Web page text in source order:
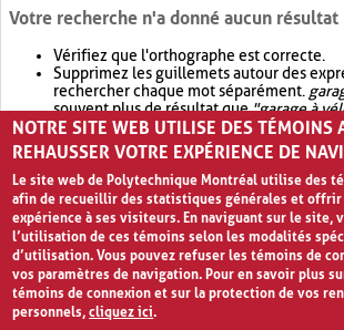
Votre recherche n'a donné aucun résultat
Vérifiez que l'orthographe est correcte.
Supprimez les guillemets autour des
rechercher chaque mot séparément.
souvent plus de résultat que"garage à
Envisagez d'élargir votre recherche avec
retournera souvent plus de résultat que
NOTRE SITE WEB UTILISE DES TÉMOINS
REHAUSSER VOTRE EXPÉRIENCE DE
Le site web de Polytechnique Montréal utilise des
afin de recueillir des statistiques générales et
expérience à ses visiteurs. En naviguant sur le site,
l’utilisation de ces témoins selon les modalités
d’utilisation. Vous pouvez refuser les témoins de
vos paramètres de navigation. Pour en savoir plus
témoins de connexion et sur la protection de vos
personnels,cliquez ici.